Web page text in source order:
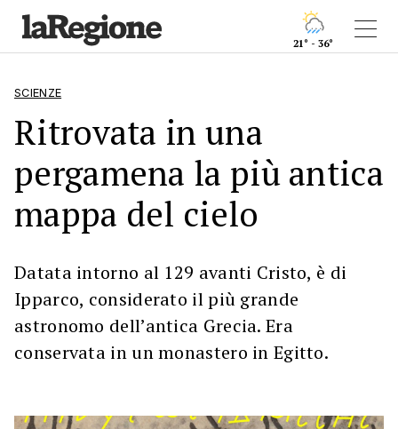
21° - 36°
SCIENZE
Ritrovata in una
pergamena la più antica
mappa del cielo
Datata intorno al 129 avanti Cristo, è di
Ipparco, considerato il più grande
astronomo dell’antica Grecia. Era
conservata in un monastero in Egitto.